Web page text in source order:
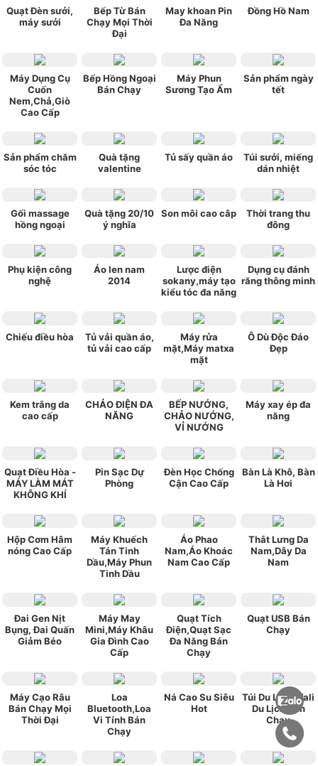
Quạt Đèn sưởi,
máy sưởi
Bếp Từ Bán
Chạy Mọi Thời
Đại
May khoan Pin
Đa Năng
Đồng Hồ Nam
Máy Dụng Cụ
Cuốn
Nem,Chả,Giò
Cao Cấp
Bếp Hồng Ngoại
Bán Chạy
Máy Phun
Sương Tạo Ẩm
Sản phẩm ngày
tết
Sản phẩm chăm
sóc tóc
Quà tặng
valentine
Tủ sấy quần áo
Túi sưởi, miếng
dán nhiệt
Gối massage
hồng ngoại
Quà tặng 20/10
ý nghĩa
Son môi cao câp
Thời trang thu
đông
Phụ kiện công
nghệ
Áo len nam
2014
Lược điện
sokany,máy tạo
kiểu tóc đa năng
Dụng cụ đánh
răng thông minh
Chiếu điều hòa
Tủ vải quần áo,
tủ vải cao cấp
Máy rửa
mặt,Máy matxa
mặt
Ô Dù Độc Đáo
Đẹp
Kem trắng da
cao cấp
CHẢO ĐIỆN ĐA
NĂNG
BẾP NƯỚNG,
CHẢO NƯỚNG,
VỈ NƯỚNG
Máy xay ép đa
năng
Quạt Điều Hòa -
MÁY LÀM MÁT
KHÔNG KHÍ
Pin Sạc Dự
Phòng
Đèn Học Chống
Cận Cao Cấp
Bàn Là Khô, Bàn
Là Hơi
Hộp Cơm Hâm
nóng Cao Cấp
Máy Khuếch
Tán Tinh
Dầu,Máy Phun
Tinh Dầu
Áo Phao
Nam,Áo Khoác
Nam Cao Cấp
Thắt Lưng Da
Nam,Dây Da
Nam
Đai Gen Nịt
Bụng, Đai Quấn
Giảm Béo
Máy May
Mini,Máy Khâu
Gia Đình Cao
Cấp
Quạt Tích
Điện,Quạt Sạc
Đa Năng Bán
Chạy
Quạt USB Bán
Chạy
Máy Cạo Râu
Bán Chạy Mọi
Thời Đại
Loa
Bluetooth,Loa
Vi Tính Bán
Chạy
Ná Cao Su Siêu
Hot
Túi Du Lịch, Vali
Du Lịch Bán
Chạy